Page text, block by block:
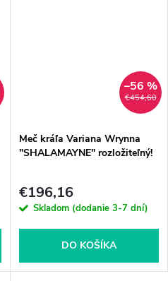
€454,60
–56 %
Meč kráľa Variana Wrynna
"SHALAMAYNE" rozložiteľný!
€196,16
Skladom (dodanie 3-7 dní)
DO KOŠÍKA